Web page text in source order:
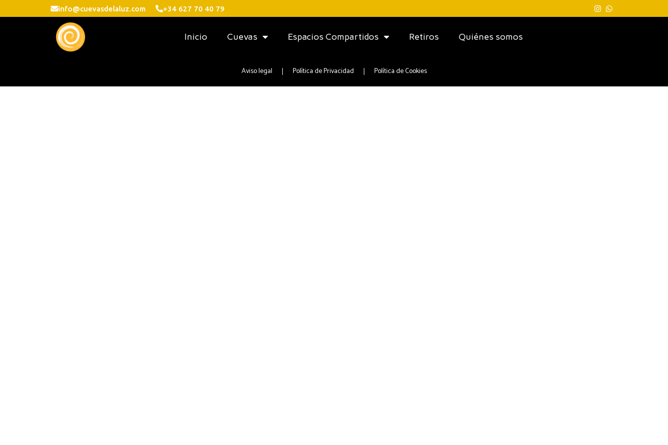
info@cuevasdelaluz.com +34 627 70 40 79
Inicio Cuevas Espacios Compartidos Retiros Quiénes somos
Aviso legal Política de Privacidad Política de Cookies